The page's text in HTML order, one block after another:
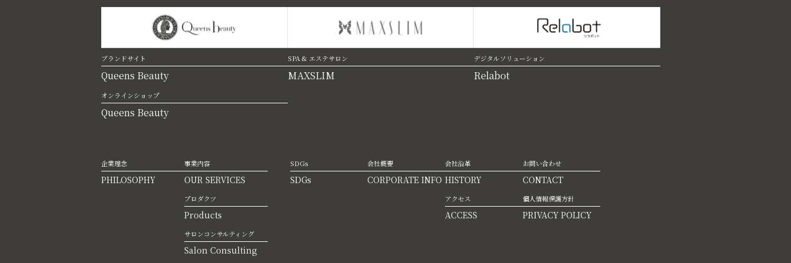
ブランドサイト
Queens Beauty
オンラインショップ
Queens Beauty
SPA & エステサロン
MAXSLIM
デジタルソリューション
Relabot
企業理念
PHILOSOPHY
事業内容
OUR SERVICES
プロダクツ
Products
サロンコンサルティング
Salon Consulting
SDGs
SDGs
会社概要
CORPORATE INFO
会社沿革
HISTORY
アクセス
ACCESS
お問い合わせ
CONTACT
個人情報保護方針
PRIVACY POLICY